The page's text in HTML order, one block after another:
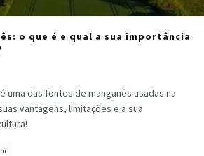
o que é e qual a sua importância
uma das fontes de manganês usadas na
vantagens, limitações e a sua
0